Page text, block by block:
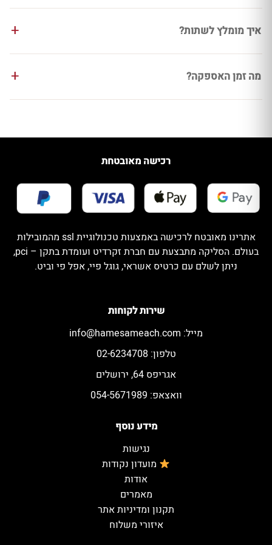
איך מומלץ לשתות?
מה זמן האספקה?
מידע נוסף
נגישות
מועדון נקודות
אודות
מאמרים
תקנון ומדיניות אתר
איזורי משלוח
שירות לקוחות
מייל: info@hamesameach.com
טלפון: 02-6234708
אגריפס 64, ירושלים
וואצאפ: 054-5671989
רכישה מאובטחת
אתרינו מאובטח לרכישה באמצעות טכנולוגיית ssl מהמובילות
בעולם. הסליקה מתבצעת עם חברת זקרדיט ועומדת בתקן – pci,
ניתן לשלם עם כרטיס אשראי, גוגל פיי, אפל פי וביט.